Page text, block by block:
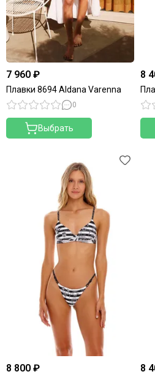
7 960 ₽
Плавки 8694 Aldana Varenna
0
Выбрать
8
8 800 ₽ 8